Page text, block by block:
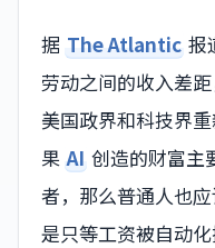
据 The Atlantic 报
劳动之间的收入差
美国政界和科技界
果 AI 创造的财富主
者，那么普通人也
是只等工资被自动化